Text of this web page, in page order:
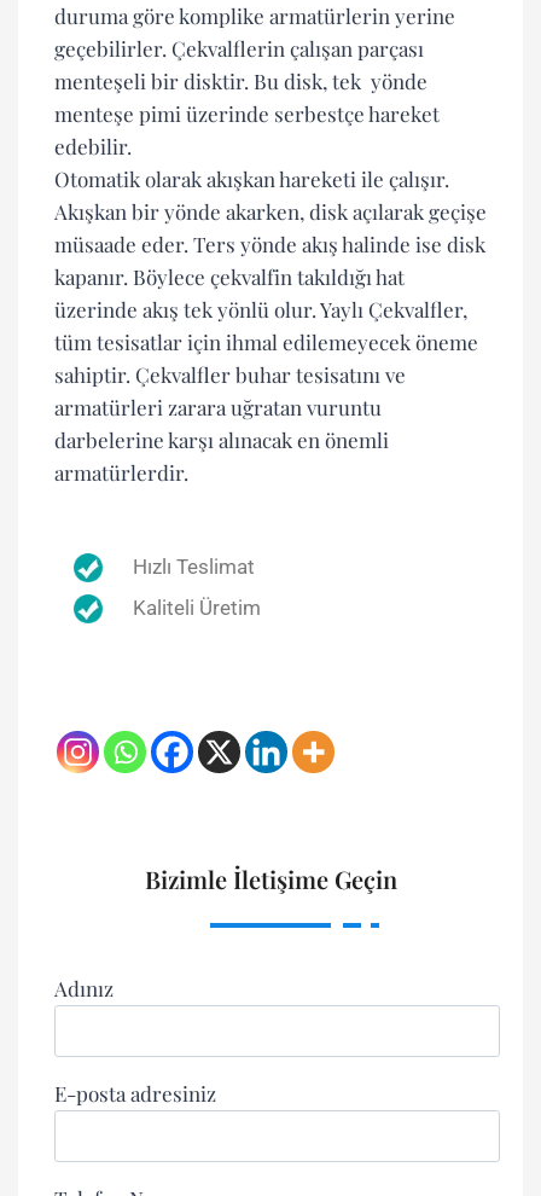
duruma göre komplike armatürlerin yerine
geçebilirler. Çekvalflerin çalışan parçası
menteşeli bir disktir. Bu disk, tek yönde
menteşe pimi üzerinde serbestçe hareket
edebilir.
Otomatik olarak akışkan hareketi ile çalışır.
Akışkan bir yönde akarken, disk açılarak geçişe
müsaade eder. Ters yönde akış halinde ise disk
kapanır. Böylece çekvalfin takıldığı hat
üzerinde akış tek yönlü olur. Yaylı Çekvalfler,
tüm tesisatlar için ihmal edilemeyecek öneme
sahiptir. Çekvalfler buhar tesisatını ve
armatürleri zarara uğratan vuruntu
darbelerine karşı alınacak en önemli
armatürlerdir.
Hızlı Teslimat
Kaliteli Üretim
Bizimle İletişime Geçin
Adınız
E-posta adresiniz